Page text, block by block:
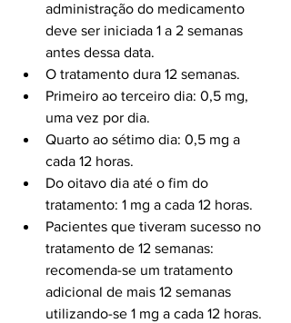
administração do medicamento
deve ser iniciada 1 a 2 semanas
antes dessa data.
O tratamento dura 12 semanas.
Primeiro ao terceiro dia: 0,5 mg,
uma vez por dia.
Quarto ao sétimo dia: 0,5 mg a
cada 12 horas.
Do oitavo dia até o fim do
tratamento: 1 mg a cada 12 horas.
Pacientes que tiveram sucesso no
tratamento de 12 semanas:
recomenda-se um tratamento
adicional de mais 12 semanas
utilizando-se 1 mg a cada 12 horas.